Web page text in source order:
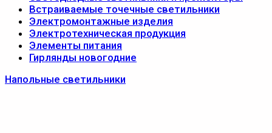
Встраиваемые точечные светильники
Электромонтажные изделия
Электротехническая продукция
Элементы питания
Гирлянды новогодние
Напольные светильники